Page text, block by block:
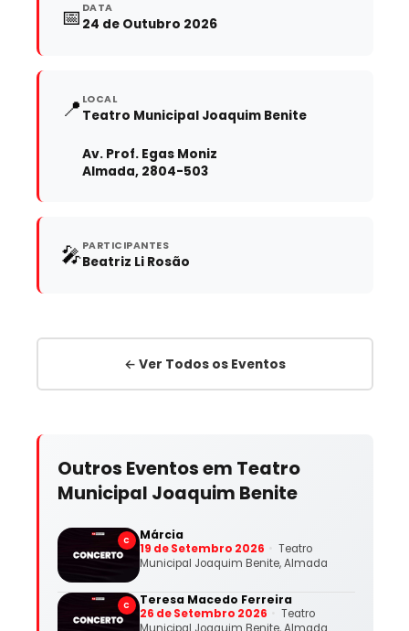
📅 DATA
24 de Outubro 2026
📍 LOCAL
Teatro Municipal Joaquim Benite
Av. Prof. Egas Moniz
Almada, 2804-503
🎤PARTICIPANTES
Beatriz Li Rosão
← Ver Todos os Eventos
Outros Eventos em Teatro
Municipal Joaquim Benite
C Márcia
19 de Setembro 2026
Teatro
Municipal Joaquim Benite, Almada
C Teresa Macedo Ferreira
26 de Setembro 2026
Teatro